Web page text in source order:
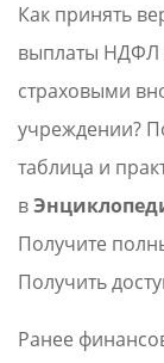
Как принять
выплаты НДФЛ
страховыми
учреждении?
таблица и
в
Получите
Получить
Ранее